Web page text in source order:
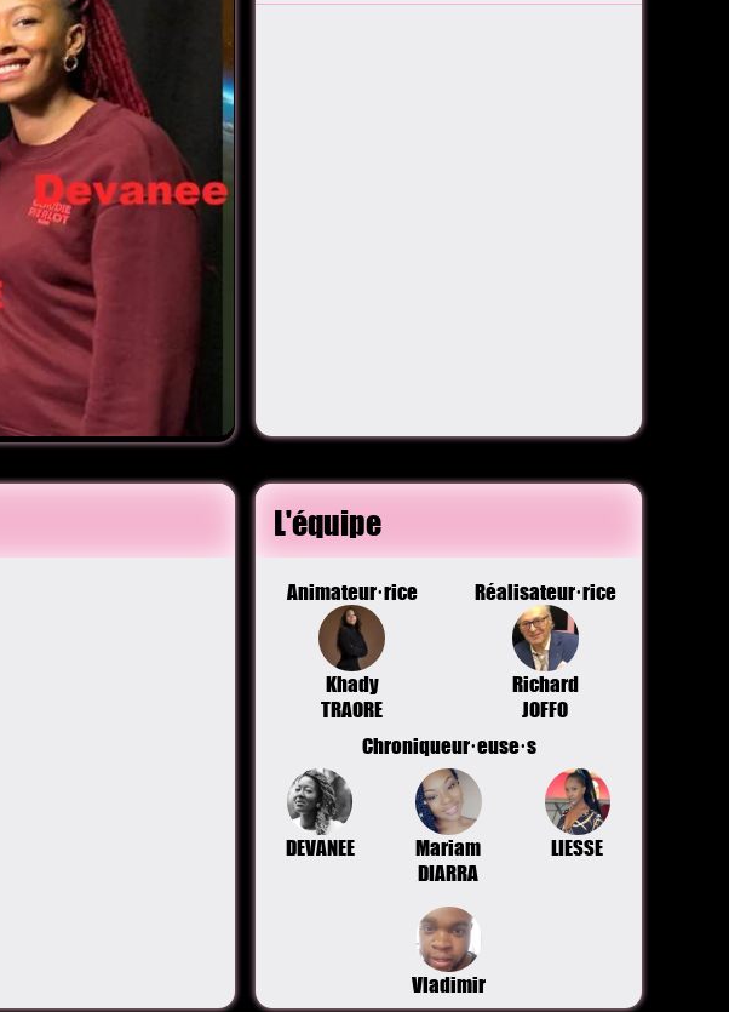
L'équipe
Animateur·rice
Khady
TRAORE
Réalisateur·rice
Richard
JOFFO
Chroniqueur·euse·s
DEVANEE
Mariam
DIARRA
LIESSE
Vladimir